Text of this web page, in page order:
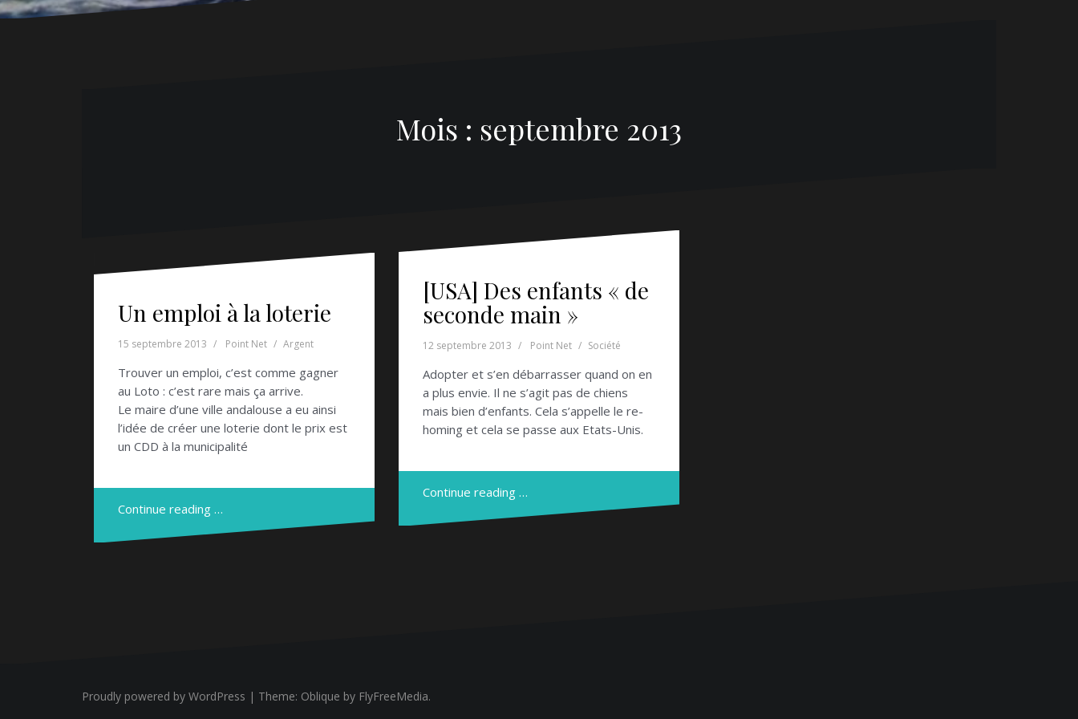
Mois : septembre 2013
Un emploi à la loterie
15 septembre 2013 Point Net Argent
Trouver un emploi, c’est comme gagner
au Loto : c’est rare mais ça arrive.
Le maire d’une ville andalouse a eu ainsi
l’idée de créer une loterie dont le prix est
un CDD à la municipalité
Continue reading …
[USA] Des enfants « de
seconde main »
12 septembre 2013 Point Net Société
Adopter et s’en débarrasser quand on en
a plus envie. Il ne s’agit pas de chiens
mais bien d’enfants. Cela s’appelle le re-
homing et cela se passe aux Etats-Unis.
Continue reading …
Proudly powered by WordPress | Theme: Oblique by FlyFreeMedia.